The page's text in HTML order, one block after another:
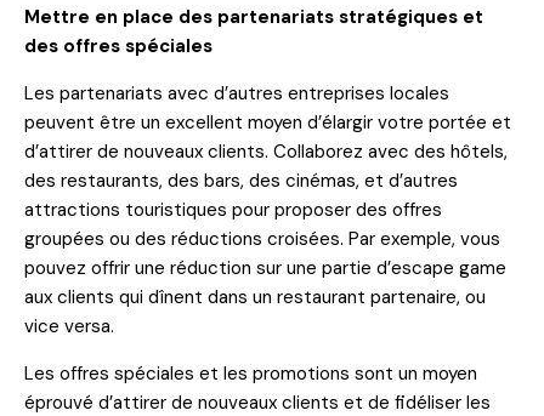
Mettre en place des partenariats stratégiques et
des offres spéciales
Les partenariats avec d’autres entreprises locales
peuvent être un excellent moyen d’élargir votre portée et
d’attirer de nouveaux clients. Collaborez avec des hôtels,
des restaurants, des bars, des cinémas, et d’autres
attractions touristiques pour proposer des offres
groupées ou des réductions croisées. Par exemple, vous
pouvez offrir une réduction sur une partie d’escape game
aux clients qui dînent dans un restaurant partenaire, ou
vice versa.
Les offres spéciales et les promotions sont un moyen
éprouvé d’attirer de nouveaux clients et de fidéliser les